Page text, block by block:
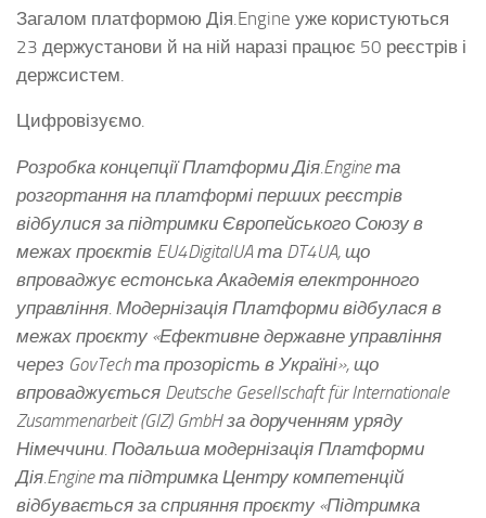
Загалом платформою Дія.Engine уже користуються
23 держустанови й на ній наразі працює 50 реєстрів і
держсистем.
Цифровізуємо.
Розробка концепції Платформи Дія.Engine та
розгортання на платформі перших реєстрів
відбулися за підтримки Європейського Союзу в
межах проєктів EU4DigitalUA та DT4UA, що
впроваджує естонська Академія електронного
управління. Модернізація Платформи відбулася в
межах проєкту «Ефективне державне управління
через GovTech та прозорість в Україні», що
впроваджується Deutsche Gesellschaft für Internationale
Zusammenarbeit (GIZ) GmbH за дорученням уряду
Німеччини. Подальша модернізація Платформи
Дія.Engine та підтримка Центру компетенцій
відбувається за сприяння проєкту «Підтримка